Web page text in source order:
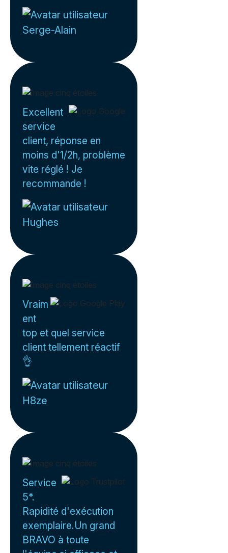
Serge-Alain
Excellent
service
client, réponse en
moins d'1/2h, problème
vite réglé ! Je
recommande !
Hughes
Vraim
ent
top et quel service
client tellement réactif
👌
H8ze
Service
5*.
Rapidité d'exécution
exemplaire.Un grand
BRAVO à toute